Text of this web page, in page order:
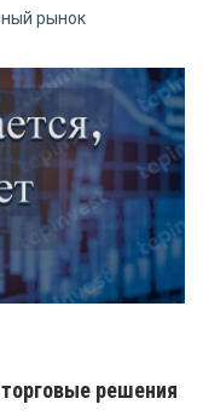
рынок
решения